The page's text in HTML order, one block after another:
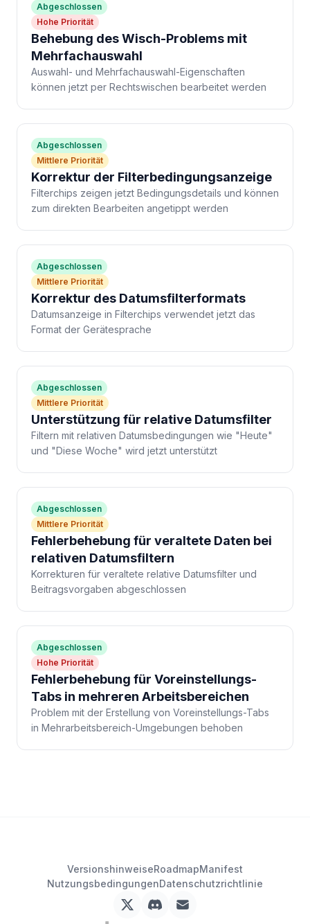
Abgeschlossen
Hohe Priorität
Behebung des Wisch-Problems mit
Mehrfachauswahl
Auswahl- und Mehrfachauswahl-Eigenschaften
können jetzt per Rechtswischen bearbeitet werden
Abgeschlossen
Mittlere Priorität
Korrektur der Filterbedingungsanzeige
Filterchips zeigen jetzt Bedingungsdetails und können
zum direkten Bearbeiten angetippt werden
Abgeschlossen
Mittlere Priorität
Korrektur des Datumsfilterformats
Datumsanzeige in Filterchips verwendet jetzt das
Format der Gerätesprache
Abgeschlossen
Mittlere Priorität
Unterstützung für relative Datumsfilter
Filtern mit relativen Datumsbedingungen wie "Heute"
und "Diese Woche" wird jetzt unterstützt
Abgeschlossen
Mittlere Priorität
Fehlerbehebung für veraltete Daten bei
relativen Datumsfiltern
Korrekturen für veraltete relative Datumsfilter und
Beitragsvorgaben abgeschlossen
Abgeschlossen
Hohe Priorität
Fehlerbehebung für Voreinstellungs-
Tabs in mehreren Arbeitsbereichen
Problem mit der Erstellung von Voreinstellungs-Tabs
in Mehrarbeitsbereich-Umgebungen behoben
VersionshinweiseRoadmapManifest
NutzungsbedingungenDatenschutzrichtlinie